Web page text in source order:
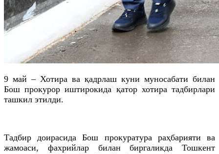
9 май – Хотира ва қадрлаш куни муносабати билан
Бош прокурор иштирокида қатор хотира тадбирлари
ташкил этилди.
Тадбир доирасида Бош прокуратура раҳбарияти ва
жамоаси, фахрийлар билан биргаликда Тошкент